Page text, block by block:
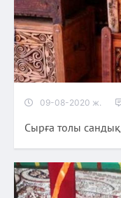
09-08-2020 ж.
Сырға толы сандық